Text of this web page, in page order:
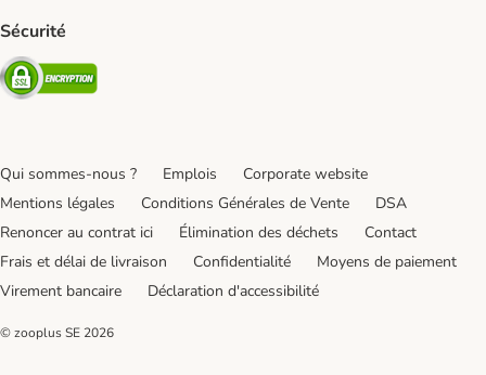
Sécurité
Security
Qui sommes-nous ? Emplois
Corporate website
Mentions légales
Conditions Générales de Vente
DSA
Renoncer au contrat ici
Élimination des déchets
Contact
Frais et délai de livraison
Confidentialité
Moyens de paiement
Virement bancaire
Déclaration d'accessibilité
© zooplus SE 2026